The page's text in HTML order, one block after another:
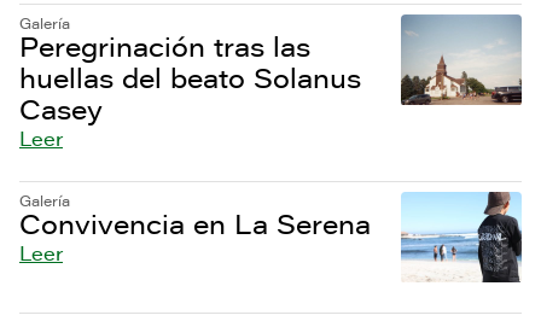
Galería
Peregrinación tras las
huellas del beato Solanus
Casey
Leer
Galería
Convivencia en La Serena
Leer